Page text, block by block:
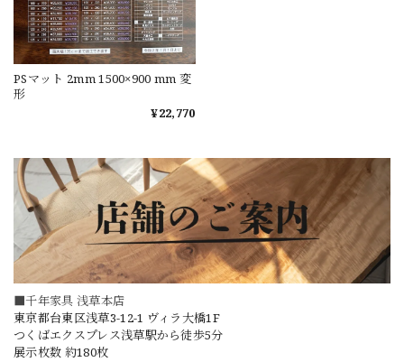
■千年家具 浅草本店
東京都台東区浅草3-12-1 ヴィラ大橋1F
つくばエクスプレス浅草駅から徒歩5分
展示枚数 約180枚
PSマット 2mm 1500×900 mm 変
形
¥22,770